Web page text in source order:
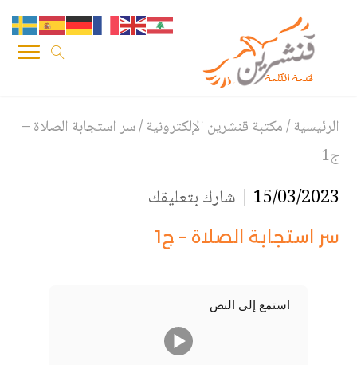
الرئيسية/مكتبة قنشرين الإلكترونية/سر استجابة الصلاة –
ج1
15/03/2023 | شارك بتعليقك
سر استجابة الصلاة – ج1
استمع إلى النص